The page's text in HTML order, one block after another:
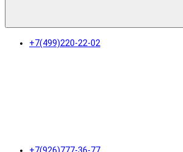
+7(499)220-22-02